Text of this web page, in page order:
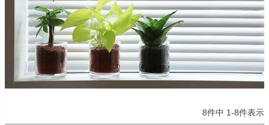
8件中 1-8件表示